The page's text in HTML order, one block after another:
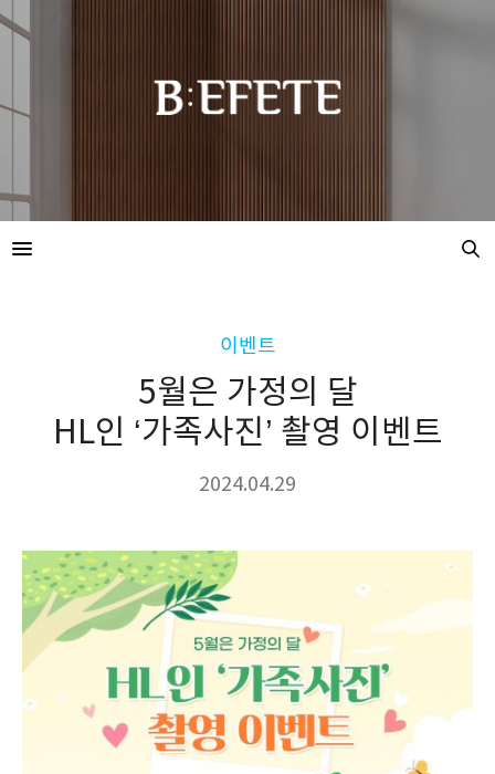
이벤트
5월은 가정의 달
HL인 ‘가족사진’ 촬영 이벤트
2024.04.29